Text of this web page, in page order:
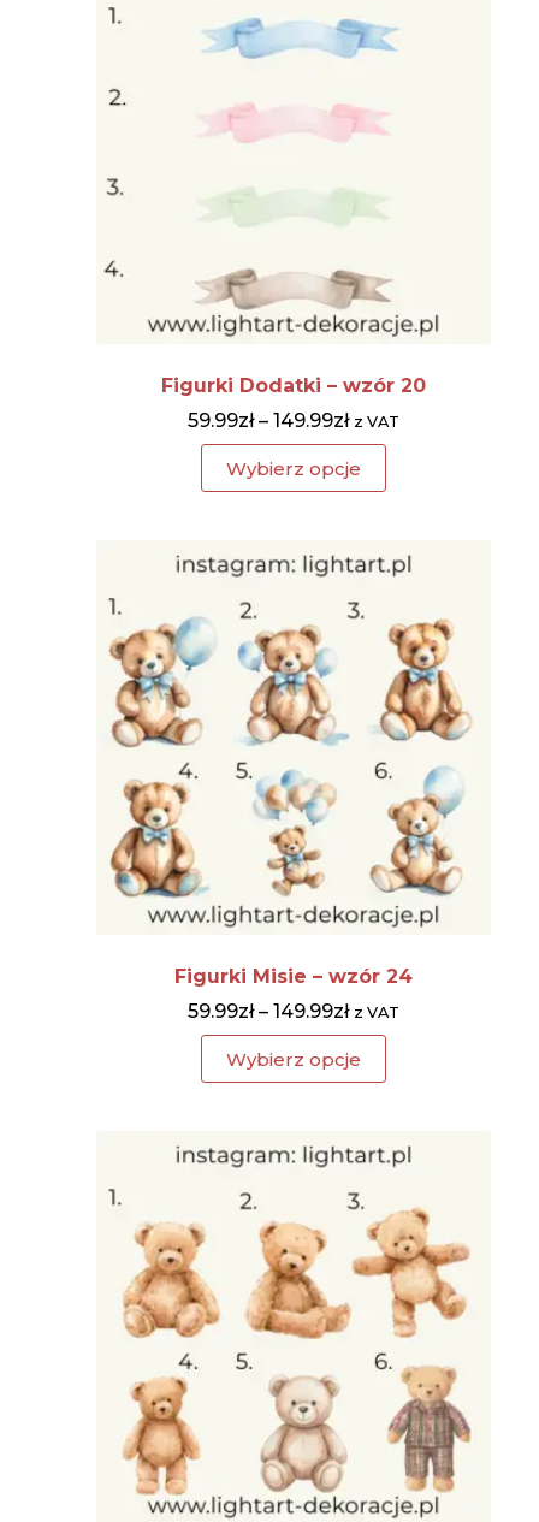
Figurki Dodatki – wzór 20
59.99zł – 149.99zł z VAT
Wybierz opcje
Figurki Misie – wzór 24
59.99zł – 149.99zł z VAT
Wybierz opcje